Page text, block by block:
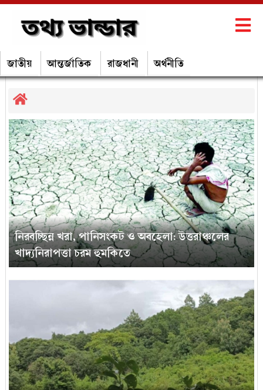
জাতীয় আন্তর্জাতিক রাজধানী অর্থনীতি
নিরবচ্ছিন্ন খরা, পানিসংকট ও অবহেলা: উত্তরাঞ্চলের
খাদ্যনিরাপত্তা চরম হুমকিতে